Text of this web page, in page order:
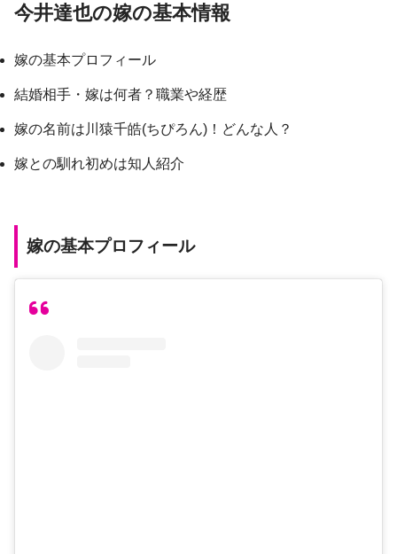
今井達也の嫁の基本情報
嫁の基本プロフィール
結婚相手・嫁は何者？職業や経歴
嫁の名前は川猿千皓(ちぴろん)！どんな人？
嫁との馴れ初めは知人紹介
嫁の基本プロフィール